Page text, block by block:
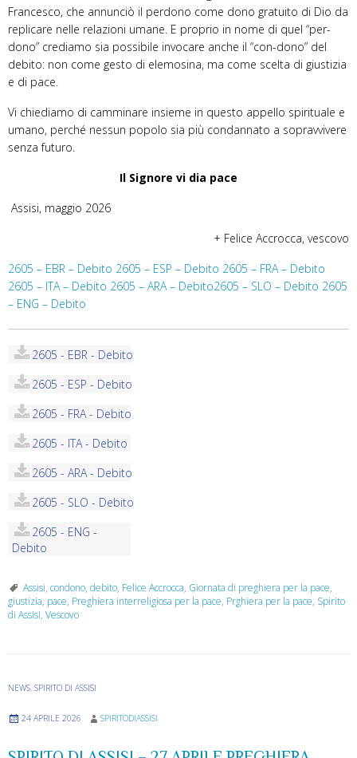
Francesco, che annunciò il perdono come dono gratuito di Dio da
replicare nelle relazioni umane. E proprio in nome di quel “per-
dono” crediamo sia possibile invocare anche il “con-dono” del
debito: non come gesto di elemosina, ma come scelta di giustizia
e di pace.
Vi chiediamo di camminare insieme in questo appello spirituale e
umano, perché nessun popolo sia più condannato a sopravvivere
senza futuro.
Il Signore vi dia pace
Assisi, maggio 2026
+ Felice Accrocca, vescovo
2605 – EBR – Debito 2605 – ESP – Debito 2605 – FRA – Debito
2605 – ITA – Debito 2605 – ARA – Debito2605 – SLO – Debito 2605
– ENG – Debito
2605 - EBR - Debito
2605 - ESP - Debito
2605 - FRA - Debito
2605 - ITA - Debito
2605 - ARA - Debito
2605 - SLO - Debito
2605 - ENG -
Debito
Assisi, condono, debito, Felice Accrocca, Giornata di preghiera per la pace,
giustizia, pace, Preghiera interreligiosa per la pace, Prghiera per la pace, Spirito
di Assisi, Vescovo
NEWS, SPIRITO DI ASSISI
24 APRILE 2026 SPIRITODIASSISI